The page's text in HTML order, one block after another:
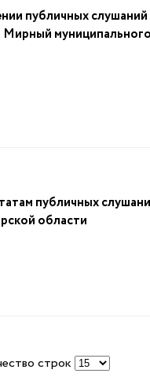
публичных слушаний
публичных
области
строк